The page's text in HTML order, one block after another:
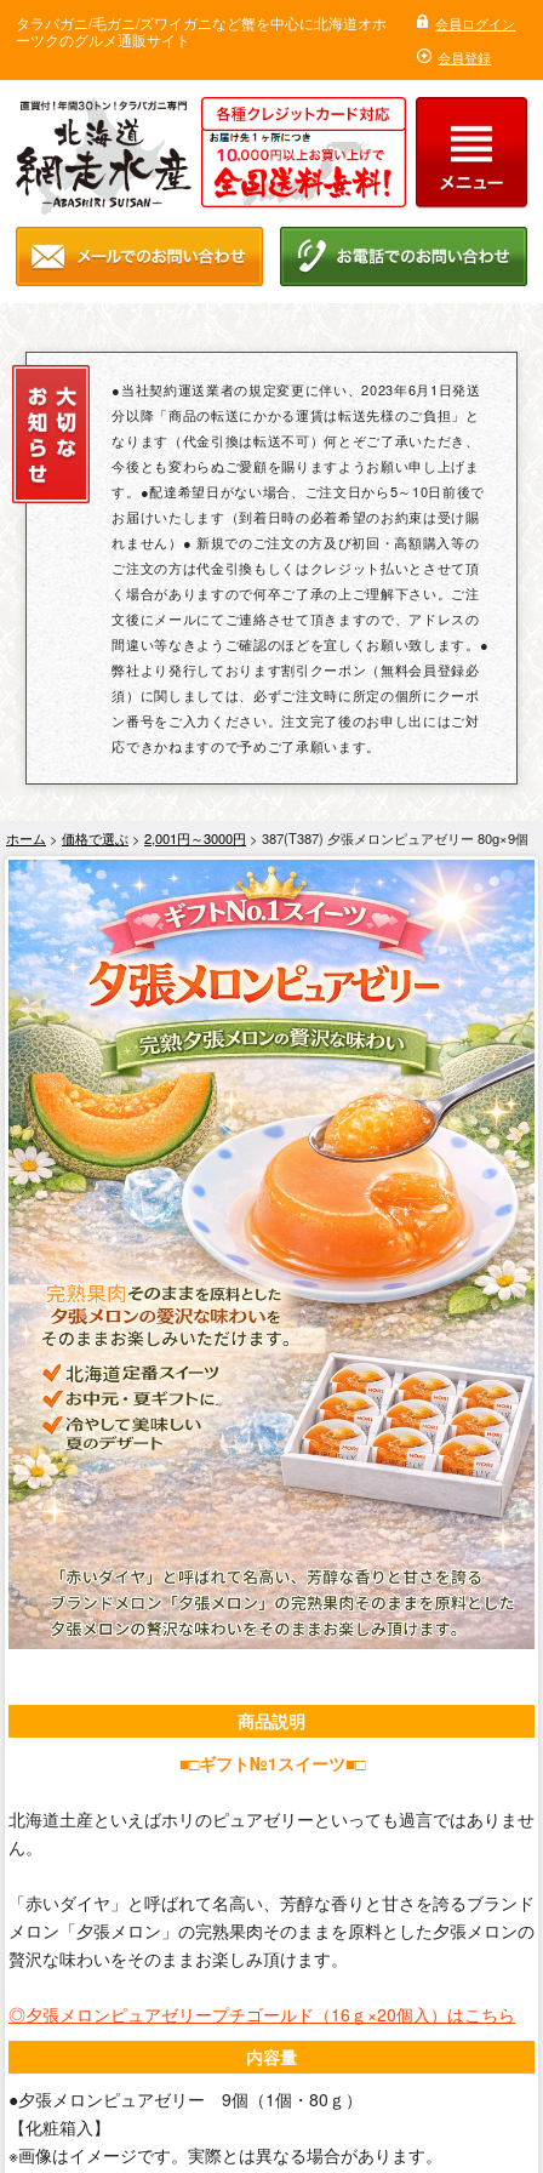
タラバガニ/毛ガニ/ズワイガニなど蟹を中心に北海道オホ
ーツクのグルメ通販サイト
会員ログイン
会員登録
●当社契約運送業者の規定変更に伴い、2023年6月1日発送
分以降「商品の転送にかかる運賃は転送先様のご負担」と
なります（代金引換は転送不可）何とぞご了承いただき、
今後とも変わらぬご愛顧を賜りますようお願い申し上げま
す。●配達希望日がない場合、ご注文日から5～10日前後で
お届けいたします（到着日時の必着希望のお約束は受け賜
れません）● 新規でのご注文の方及び初回・高額購入等の
ご注文の方は代金引換もしくはクレジット払いとさせて頂
く場合がありますので何卒ご了承の上ご理解下さい。ご注
文後にメールにてご連絡させて頂きますので、アドレスの
間違い等なきようご確認のほどを宜しくお願い致します。●
弊社より発行しております割引クーポン（無料会員登録必
須）に関しましては、必ずご注文時に所定の個所にクーポ
ン番号をご入力ください。注文完了後のお申し出にはご対
応できかねますので予めご了承願います。
ホーム > 価格で選ぶ > 2,001円～3000円 > 387(T387) 夕張メロンピュアゼリー 80g×9個
商品説明
■□ギフト№1スイーツ■□
北海道土産といえばホリのピュアゼリーといっても過言ではありませ
ん。
「赤いダイヤ」と呼ばれて名高い、芳醇な香りと甘さを誇るブランド
メロン「夕張メロン」の完熟果肉そのままを原料とした夕張メロンの
贅沢な味わいをそのままお楽しみ頂けます。
◎夕張メロンピュアゼリープチゴールド（16ｇ×20個入）はこちら
内容量
●夕張メロンピュアゼリー 9個（1個・80ｇ）
【化粧箱入】
※画像はイメージです。実際とは異なる場合があります。